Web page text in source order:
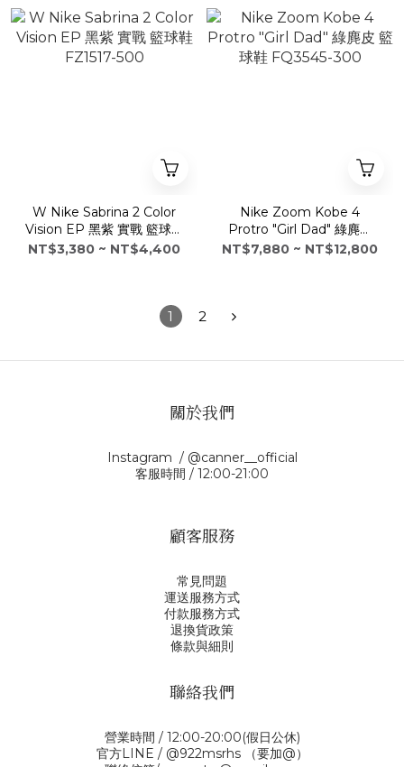
W Nike Sabrina 2 Color
Vision EP 黑紫 實戰 籃球鞋
FZ1517-500
NT$3,380 ~ NT$4,400
Nike Zoom Kobe 4
Protro "Girl Dad" 綠麂皮
籃球鞋 FQ3545-300
NT$7,880 ~ NT$12,800
1 2
關於我們
Instagram / @canner__official
客服時間 / 12:00-21:00
顧客服務
常見問題
運送服務方式
付款服務方式
退換貨政策
條款與細則
聯絡我們
營業時間 / 12:00-20:00(假日公休)
官方LINE / @922msrhs （要加@）